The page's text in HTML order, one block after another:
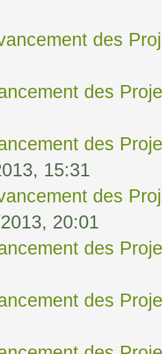
des
des
des
15:31
des
20:01
des
des